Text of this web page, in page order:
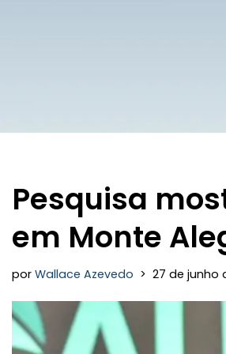
Pesquisa
em Monte
por Wallace Azevedo 27 de junho